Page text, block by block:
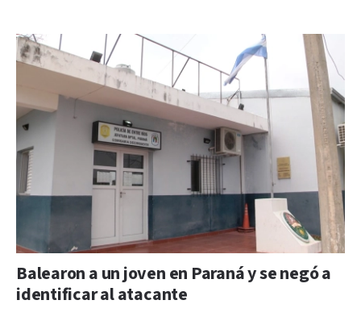
Balearon a un joven en Paraná y se negó a
identificar al atacante